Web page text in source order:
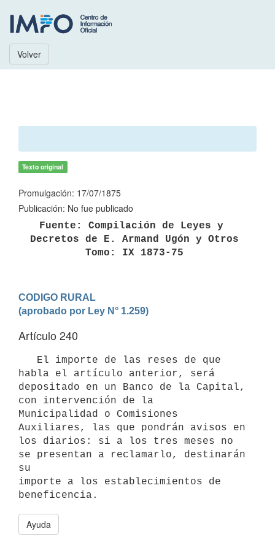
Volver
Texto original
Promulgación: 17/07/1875
Publicación: No fue publicado
Fuente: Compilación de Leyes y
Decretos de E. Armand Ugón y Otros
Tomo: IX 1873-75
CODIGO RURAL
Artículo 240
habla el artículo anterior, será
depositado en un Banco de la Capital,
con intervención de la
Municipalidad o Comisiones
Auxiliares, las que pondrán avisos en
los diarios: si a los tres meses no
se presentan a reclamarlo, destinarán
su
importe a los establecimientos de
beneficencia.
Ayuda